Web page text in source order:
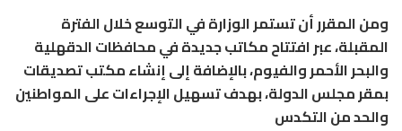
ومن المقرر أن تستمر الوزارة في التوسع خلال الفترة
المقبلة، عبر افتتاح مكاتب جديدة في محافظات الدقهلية
والبحر الأحمر والفيوم، بالإضافة إلى إنشاء مكتب تصديقات
بمقر مجلس الدولة، بهدف تسهيل الإجراءات على المواطنين
والحد من التكدس